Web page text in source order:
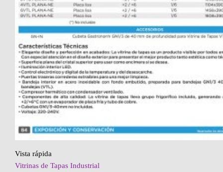
Vista rápida
Vitrinas de Tapas Industrial